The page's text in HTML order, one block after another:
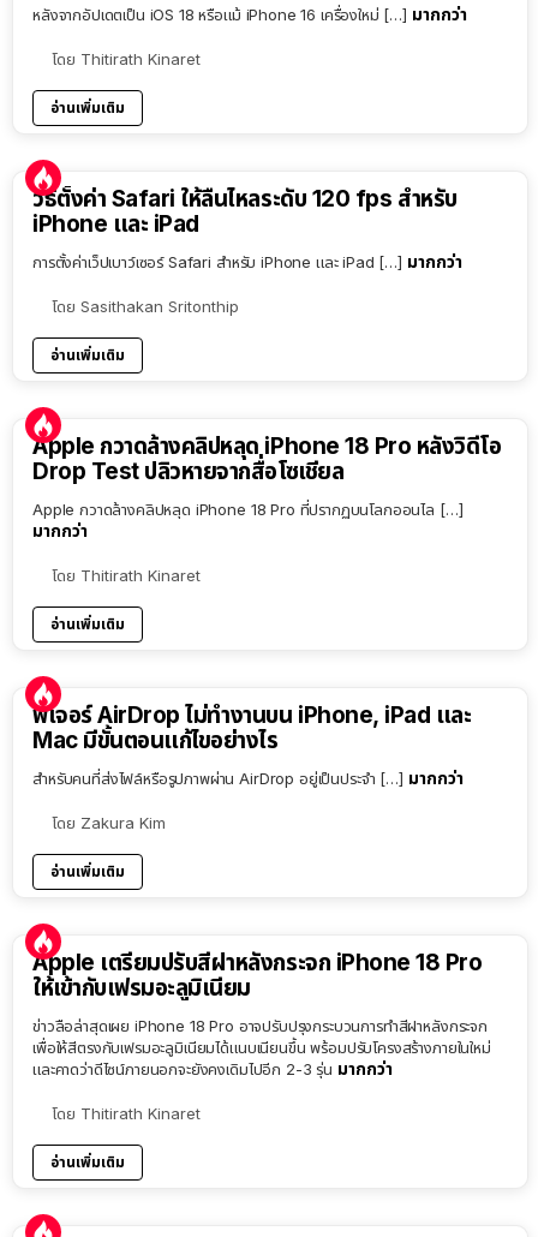
หลังจากอัปเดตเป็น iOS 18 หรือแม้ iPhone 16 เครื่องใหม่ […] มากกว่า
โดย Thitirath Kinaret
อ่านเพิ่มเติม
วิธีตั้งค่า Safari ให้ลื่นไหลระดับ 120 fps สำหรับ
iPhone และ iPad
การตั้งค่าเว็ปเบาว์เซอร์ Safari สำหรับ iPhone และ iPad […] มากกว่า
โดย Sasithakan Sritonthip
อ่านเพิ่มเติม
Apple กวาดล้างคลิปหลุด iPhone 18 Pro หลังวิดีโอ
Drop Test ปลิวหายจากสื่อโซเชียล
Apple กวาดล้างคลิปหลุด iPhone 18 Pro ที่ปรากฏบนโลกออนไล […]
มากกว่า
โดย Thitirath Kinaret
อ่านเพิ่มเติม
ฟีเจอร์ AirDrop ไม่ทำงานบน iPhone, iPad และ
Mac มีขั้นตอนแก้ไขอย่างไร
สำหรับคนที่ส่งไฟล์หรือรูปภาพผ่าน AirDrop อยู่เป็นประจำ […] มากกว่า
โดย Zakura Kim
อ่านเพิ่มเติม
Apple เตรียมปรับสีฝาหลังกระจก iPhone 18 Pro
ให้เข้ากับเฟรมอะลูมิเนียม
ข่าวลือล่าสุดเผย iPhone 18 Pro อาจปรับปรุงกระบวนการทำสีฝาหลังกระจก
เพื่อให้สีตรงกับเฟรมอะลูมิเนียมได้แนบเนียนขึ้น พร้อมปรับโครงสร้างภายในใหม่
และคาดว่าดีไซน์ภายนอกจะยังคงเดิมไปอีก 2-3 รุ่น มากกว่า
โดย Thitirath Kinaret
อ่านเพิ่มเติม